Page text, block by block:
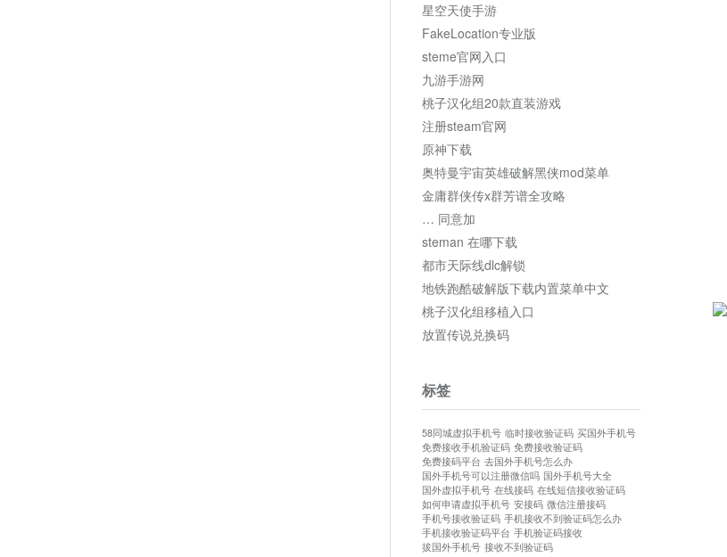
星空天使手游
FakeLocation专业版
steme官网入口
九游手游网
桃子汉化组20款直装游戏
注册steam官网
原神下载
奥特曼宇宙英雄破解黑侠mod菜单
金庸群侠传x群芳谱全攻略
… 同意加
steman 在哪下载
都市天际线dlc解锁
地铁跑酷破解版下载内置菜单中文
桃子汉化组移植入口
放置传说兑换码
标签
58同城虚拟手机号 临时接收验证码 买国外手机号
免费接收手机验证码 免费接收验证码
免费接码平台 去国外手机号怎么办
国外手机号可以注册微信吗 国外手机号大全
国外虚拟手机号 在线接码 在线短信接收验证码
如何申请虚拟手机号 安接码 微信注册接码
手机号接收验证码 手机接收不到验证码怎么办
手机接收验证码平台 手机验证码接收
拔国外手机号 接收不到验证码